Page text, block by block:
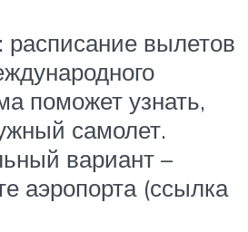
расписание вылетов
поможет узнать,
самолет.
вариант –
аэропорта (ссылка